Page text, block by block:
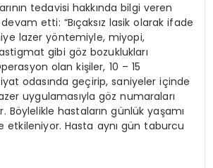
tedavisi hakkında bilgi veren
etti: “Bıçaksız lasik olarak ifade
lazer yöntemiyle, miyopi,
gibi göz bozuklukları
olan kişiler, 10 – 15
odasında geçirip, saniyeler içinde
uygulamasıyla göz numaraları
Böylelikle hastaların günlük yaşamı
etkileniyor. Hasta aynı gün taburcu